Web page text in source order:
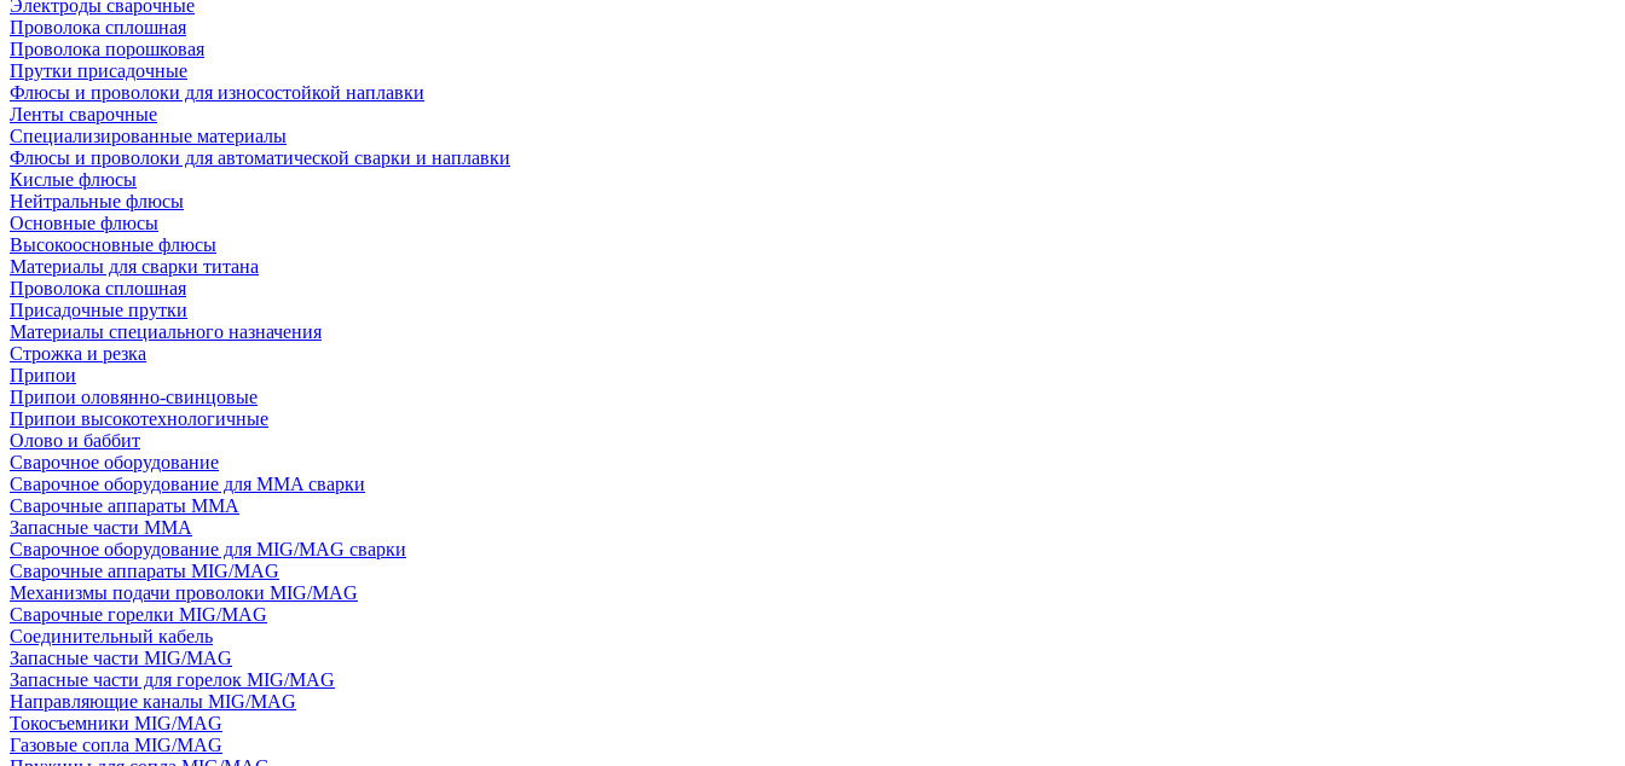
Электроды сварочные
Проволока сплошная
Проволока порошковая
Прутки присадочные
Флюсы и проволоки для износостойкой наплавки
Ленты сварочные
Специализированные материалы
Флюсы и проволоки для автоматической сварки и наплавки
Кислые флюсы
Нейтральные флюсы
Основные флюсы
Высокоосновные флюсы
Материалы для сварки титана
Проволока сплошная
Присадочные прутки
Материалы специального назначения
Строжка и резка
Припои
Припои оловянно-свинцовые
Припои высокотехнологичные
Олово и баббит
Сварочное оборудование
Сварочное оборудование для MMA сварки
Сварочные аппараты MMA
Запасные части MMA
Сварочное оборудование для MIG/MAG сварки
Сварочные аппараты MIG/MAG
Механизмы подачи проволоки MIG/MAG
Сварочные горелки MIG/MAG
Соединительный кабель
Запасные части MIG/MAG
Запасные части для горелок MIG/MAG
Направляющие каналы MIG/MAG
Токосъемники MIG/MAG
Газовые сопла MIG/MAG